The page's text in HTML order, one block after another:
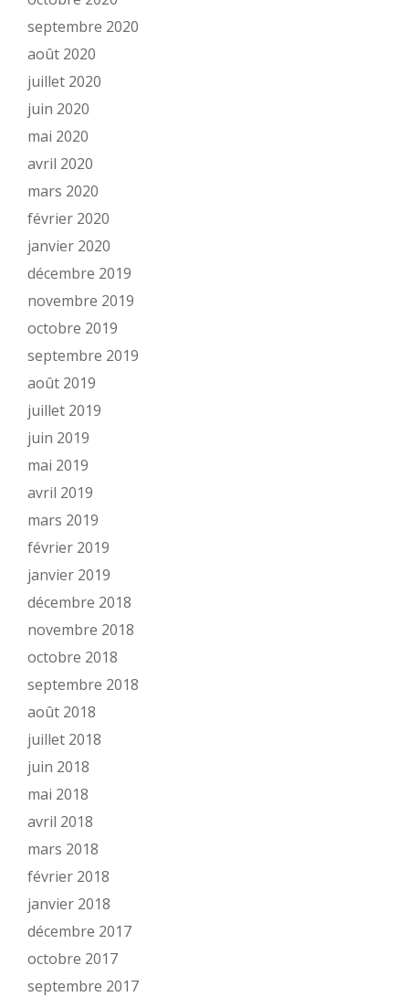
septembre 2020
août 2020
juillet 2020
juin 2020
mai 2020
avril 2020
mars 2020
février 2020
janvier 2020
décembre 2019
novembre 2019
octobre 2019
septembre 2019
août 2019
juillet 2019
juin 2019
mai 2019
avril 2019
mars 2019
février 2019
janvier 2019
décembre 2018
novembre 2018
octobre 2018
septembre 2018
août 2018
juillet 2018
juin 2018
mai 2018
avril 2018
mars 2018
février 2018
janvier 2018
décembre 2017
octobre 2017
septembre 2017